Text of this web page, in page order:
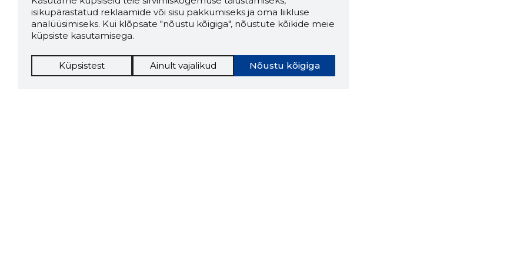
isikupärastatud reklaamide või sisu pakkumiseks ja oma liikluse
analüüsimiseks. Kui klõpsate "nõustu kõigiga", nõustute kõikide meie
küpsiste kasutamisega.
Nõustu kõigiga
Küpsistest Ainult vajalikud